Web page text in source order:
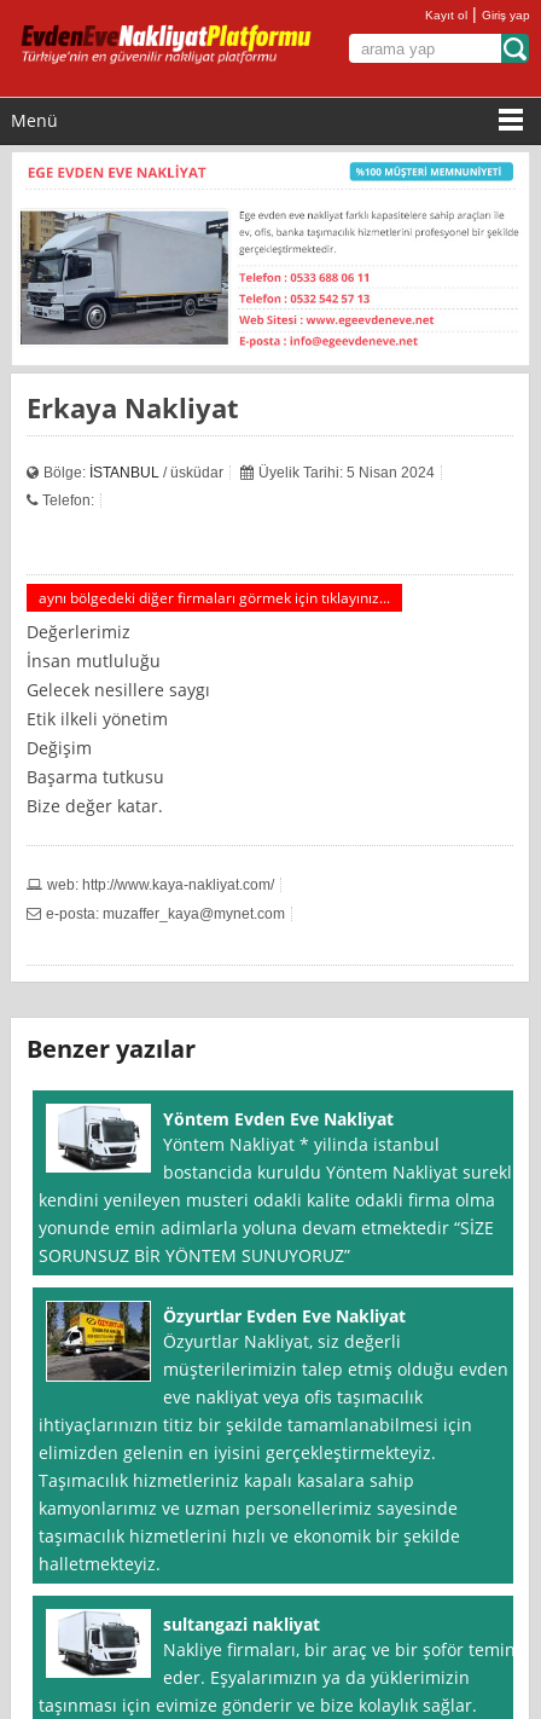
Kayıt ol |Giriş yap
Menü
Erkaya Nakliyat
Bölge: İSTANBUL / üsküdar
Üyelik Tarihi: 5 Nisan 2024
Telefon:
aynı bölgedeki diğer firmaları görmek için tıklayınız...
Değerlerimiz
İnsan mutluluğu
Gelecek nesillere saygı
Etik ilkeli yönetim
Değişim
Başarma tutkusu
Bize değer katar.
web: http://www.kaya-nakliyat.com/
e-posta:muzaffer_kaya@mynet.com
Benzer yazılar
Yöntem Evden Eve Nakliyat
Yöntem Nakliyat * yilinda istanbul
bostancida kuruldu Yöntem Nakliyat surekli
kendini yenileyen musteri odakli kalite odakli firma olma
yonunde emin adimlarla yoluna devam etmektedir “SİZE
SORUNSUZ BİR YÖNTEM SUNUYORUZ”
Özyurtlar Evden Eve Nakliyat
Özyurtlar Nakliyat, siz değerli
müşterilerimizin talep etmiş olduğu evden
eve nakliyat veya ofis taşımacılık
ihtiyaçlarınızın titiz bir şekilde tamamlanabilmesi için
elimizden gelenin en iyisini gerçekleştirmekteyiz.
Taşımacılık hizmetleriniz kapalı kasalara sahip
kamyonlarımız ve uzman personellerimiz sayesinde
taşımacılık hizmetlerini hızlı ve ekonomik bir şekilde
halletmekteyiz.
sultangazi nakliyat
Nakliye firmaları, bir araç ve bir şoför temin
eder. Eşyalarımızın ya da yüklerimizin
taşınması için evimize gönderir ve bize kolaylık sağlar.